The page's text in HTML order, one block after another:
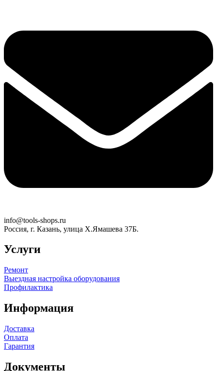
info@tools-shops.ru
Россия, г. Казань, улица Х.Ямашева 37Б.
Услуги
Ремонт
Выездная настройка оборудования
Профилактика
Информация
Доставка
Оплата
Гарантия
Документы